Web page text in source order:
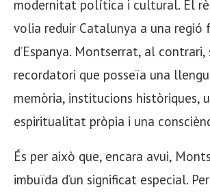
modernitat política i cultural. El
volia reduir Catalunya a una regió
d’Espanya. Montserrat, al contrari,
recordatori que posseïa una
memòria, institucions històriques,
espiritualitat pròpia i una
És per això que, encara avui,
imbuïda d’un significat especial.